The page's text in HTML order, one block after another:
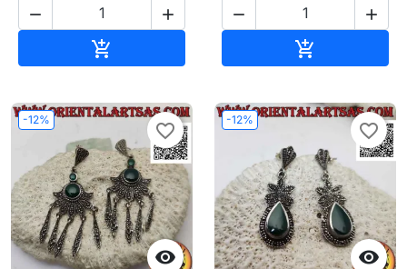
 

 

-12%

favorite_border
-12%

favorite_border